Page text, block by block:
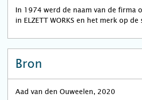
In 1974 werd de naam van de firma
in ELZETT WORKS en het merk op de
Bron
Aad van den Ouweelen, 2020